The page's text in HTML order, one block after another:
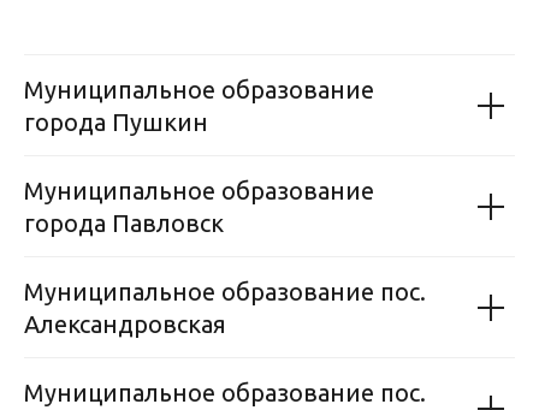
Муниципальное образование
города Пушкин
Муниципальное образование
города Павловск
Муниципальное образование пос.
Александровская
Муниципальное образование пос.